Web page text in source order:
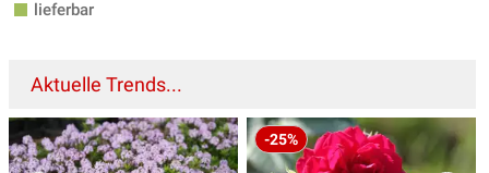
lieferbar
Aktuelle Trends...
-25%